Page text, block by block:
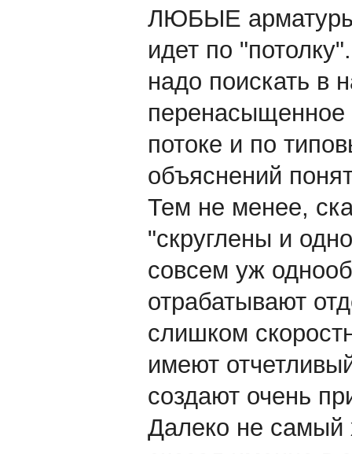
ЛЮБЫЕ арматуры
идет по
надо поискать в
потоке и по
объяснений
Тем не менее,
"скруглены и
совсем уж
отрабатывают
слишком
имеют
создают очень
Далеко не